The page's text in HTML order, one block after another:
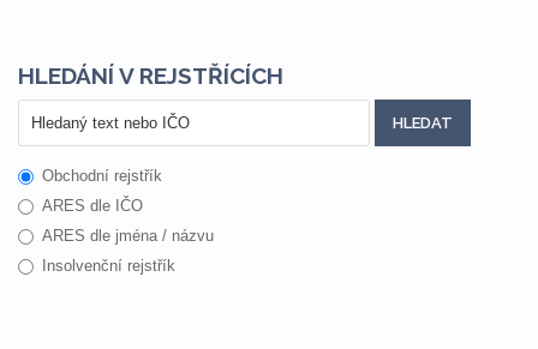
HLEDÁNÍ V REJSTŘÍCÍCH
Obchodní rejstřík
ARES dle IČO
ARES dle jména / názvu
Insolvenční rejstřík